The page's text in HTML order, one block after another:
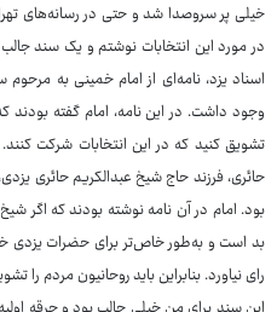
خیلی پر سروصدا شد و حتی در رسانه‌های
در مورد این انتخابات نوشتم و یک سند
اسناد یزد، نامه‌ای از امام خمینی به
وجود داشت. در این نامه، امام گفته بودند
تشویق کنید که در این انتخابات شرکت
حائری، فرزند حاج شیخ عبدالکریم حائری
بود. امام در آن نامه نوشته بودند که اگر
بد است و به‌طور خاص‌تر برای حضرات
رای نیاورد. بنابراین باید روحانیون مردم را